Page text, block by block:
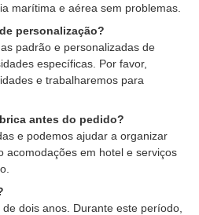
marítima e aérea sem problemas.
personalização?
padrão e personalizadas de
específicas. Por favor,
e trabalharemos para
antes do pedido?
e podemos ajudar a organizar
acomodações em hotel e serviços
dois anos. Durante este período,